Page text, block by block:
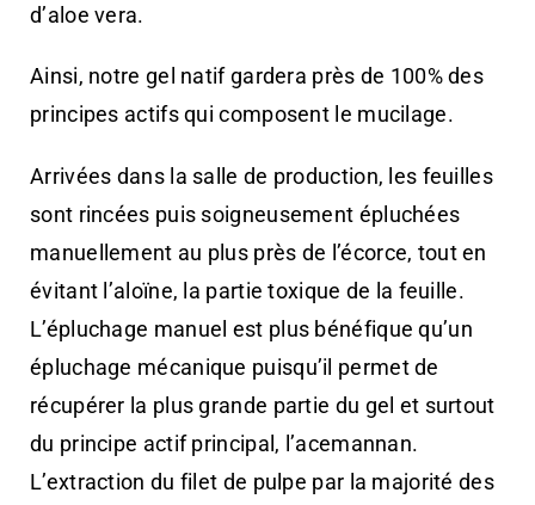
d’aloe vera.
Ainsi, notre gel natif gardera près de 100% des
principes actifs qui composent le mucilage.
Arrivées dans la salle de production, les feuilles
sont rincées puis soigneusement épluchées
manuellement au plus près de l’écorce, tout en
évitant l’aloïne, la partie toxique de la feuille.
L’épluchage manuel est plus bénéfique qu’un
épluchage mécanique puisqu’il permet de
récupérer la plus grande partie du gel et surtout
du principe actif principal, l’acemannan.
L’extraction du filet de pulpe par la majorité des